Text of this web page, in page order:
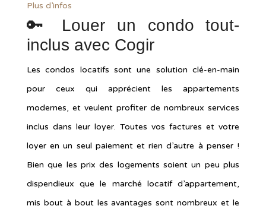
Plus d’infos
🔑 Louer un condo tout-
inclus avec Cogir
Les condos locatifs sont une solution clé-en-main
pour ceux qui apprécient les appartements
modernes, et veulent profiter de nombreux services
inclus dans leur loyer. Toutes vos factures et votre
loyer en un seul paiement et rien d’autre à penser !
Bien que les prix des logements soient un peu plus
dispendieux que le marché locatif d’appartement,
mis bout à bout les avantages sont nombreux et le